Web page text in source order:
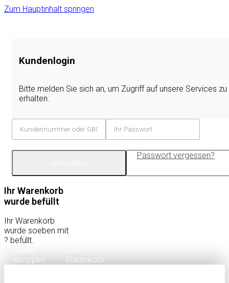
Zum Hauptinhalt springen
Kundenlogin
Bitte melden Sie sich an, um Zugriff auf unsere Services zu
erhalten.
Passwort vergessen?
Ihr Warenkorb
wurde befüllt
Ihr Warenkorb
wurde soeben mit
? befüllt.
shoppen
Warenkorb